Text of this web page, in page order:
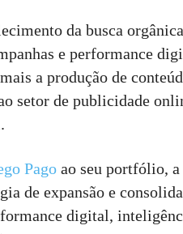
da busca
e performance
a produção de
setor de publicidade
Pago ao seu portfólio, a
de expansão e
digital,